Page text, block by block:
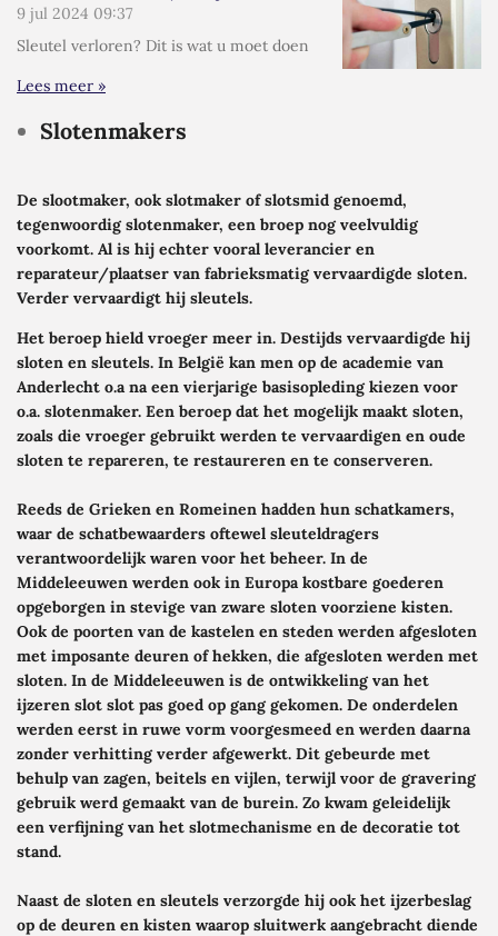
9 jul 2024 09:37
Sleutel verloren? Dit is wat u moet doen
Lees meer »
Slotenmakers
De slootmaker, ook slotmaker of slotsmid genoemd,
tegenwoordig slotenmaker, een broep nog veelvuldig
voorkomt. Al is hij echter vooral leverancier en
reparateur/plaatser van fabrieksmatig vervaardigde sloten.
Verder vervaardigt hij sleutels.
Het beroep hield vroeger meer in. Destijds vervaardigde hij
sloten en sleutels. In België kan men op de academie van
Anderlecht o.a na een vierjarige basisopleding kiezen voor
o.a. slotenmaker. Een beroep dat het mogelijk maakt sloten,
zoals die vroeger gebruikt werden te vervaardigen en oude
sloten te repareren, te restaureren en te conserveren.
Reeds de Grieken en Romeinen hadden hun schatkamers,
waar de schatbewaarders oftewel sleuteldragers
verantwoordelijk waren voor het beheer. In de
Middeleeuwen werden ook in Europa kostbare goederen
opgeborgen in stevige van zware sloten voorziene kisten.
Ook de poorten van de kastelen en steden werden afgesloten
met imposante deuren of hekken, die afgesloten werden met
sloten. In de Middeleeuwen is de ontwikkeling van het
ijzeren slot slot pas goed op gang gekomen. De onderdelen
werden eerst in ruwe vorm voorgesmeed en werden daarna
zonder verhitting verder afgewerkt. Dit gebeurde met
behulp van zagen, beitels en vijlen, terwijl voor de gravering
gebruik werd gemaakt van de burein. Zo kwam geleidelijk
een verfijning van het slotmechanisme en de decoratie tot
stand.
Naast de sloten en sleutels verzorgde hij ook het ijzerbeslag
op de deuren en kisten waarop sluitwerk aangebracht diende